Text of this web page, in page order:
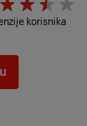
korisnika